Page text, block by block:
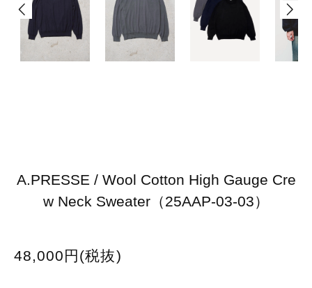
A.PRESSE / Wool Cotton High Gauge Cre
w Neck Sweater（25AAP-03-03）
48,000円(税抜)